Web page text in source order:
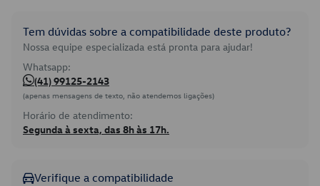
Tem dúvidas sobre a compatibilidade deste produto?
Nossa equipe especializada está pronta para ajudar!
Whatsapp:
(41) 99125-2143
(apenas mensagens de texto, não atendemos ligações)
Horário de atendimento:
Segunda à sexta, das 8h às 17h.
Verifique a compatibilidade